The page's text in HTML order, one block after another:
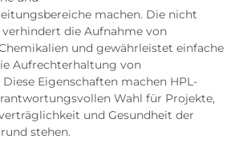
machen. Die nicht
die Aufnahme von
und gewährleistet einfache
Aufrechterhaltung von
Eigenschaften machen HPL-
Wahl für Projekte,
und Gesundheit der
stehen.